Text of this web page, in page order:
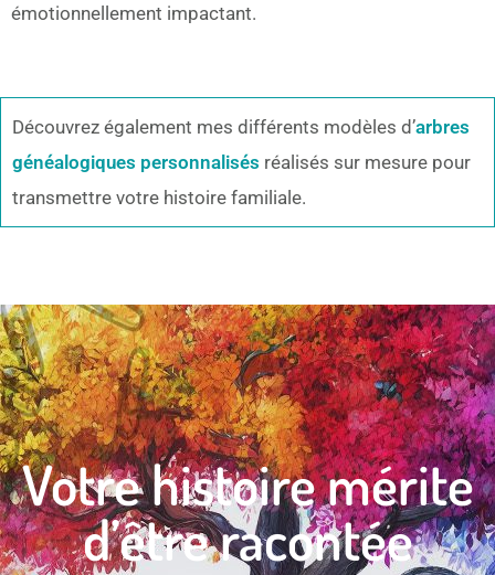
émotionnellement impactant.
Découvrez également mes différents modèles d’arbres
généalogiques personnalisés réalisés sur mesure pour
transmettre votre histoire familiale.
Votre histoire mérite
d’être racontée